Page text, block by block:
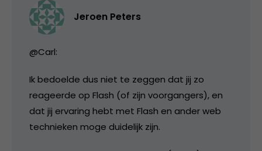
Jeroen Peters
@Carl:
Ik bedoelde dus niet te zeggen dat jij zo
reageerde op Flash (of zijn voorgangers), en
dat jij ervaring hebt met Flash en ander web
technieken moge duidelijk zijn.